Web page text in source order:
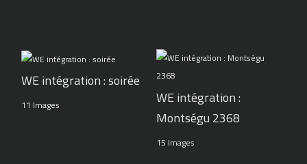
WE intégration : soirée
11 Images
WE intégration :
Montségu 2368
15 Images